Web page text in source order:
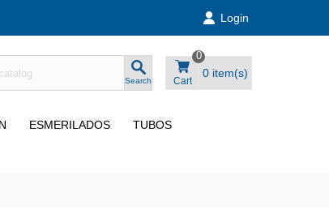
Login
Search Cart
0
0 item(s)
ESMERILADOS TUBOS